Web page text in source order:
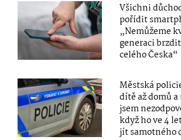
Všichni
pořídit
„Nemůžeme
generaci
celého Česka“
Městská
dítě až domů
jsem
když ho ve 4
jít samotného